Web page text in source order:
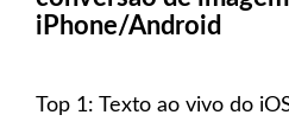
iPhone/Android
Top 1: Texto ao vivo do